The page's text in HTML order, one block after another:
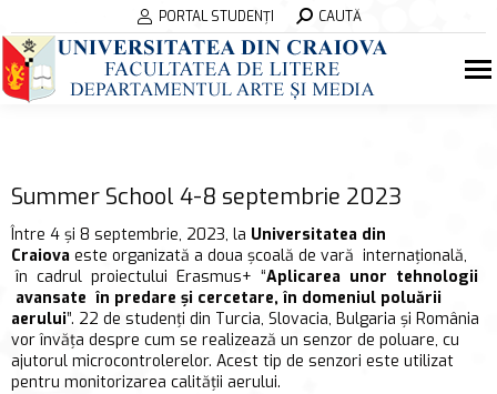
PORTAL STUDENȚI Search:CAUTĂ
Summer School 4-8 septembrie 2023
Între 4 și 8 septembrie, 2023, la Universitatea din
Craiova este organizată a doua școală de vară internațională,
în cadrul proiectului Erasmus+ “Aplicarea unor tehnologii
avansate în predare și cercetare, în domeniul poluării
aerului”. 22 de studenți din Turcia, Slovacia, Bulgaria și România
vor învăța despre cum se realizează un senzor de poluare, cu
ajutorul microcontrolerelor. Acest tip de senzori este utilizat
pentru monitorizarea calității aerului.